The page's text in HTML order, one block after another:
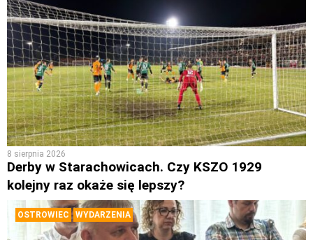
8 sierpnia 2026
Derby w Starachowicach. Czy KSZO 1929
kolejny raz okaże się lepszy?
OSTROWIEC WYDARZENIA